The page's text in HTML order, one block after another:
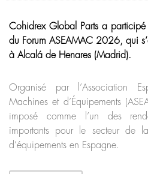
Cohidrex Global Parts a
du Forum ASEAMAC 2026, qui
à Alcalá de Henares (Madrid).
Organisé par l’Association
Machines et d’Équipements
imposé comme l’un des
importants pour le secteur de
d’équipements en Espagne.